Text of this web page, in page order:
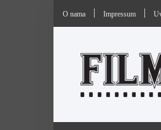
O nama Impressum